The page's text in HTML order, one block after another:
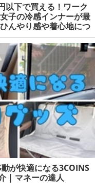
以下で買える！ワーク
子の冷感インナーが最
んやり感や着心地につ
底検証 | マネーの達人
が快適になる3COINS
| マネーの達人